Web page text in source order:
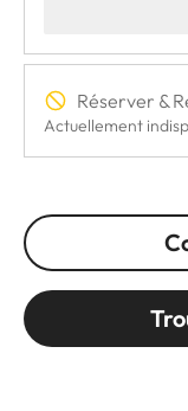
Réserver &
Actuellement